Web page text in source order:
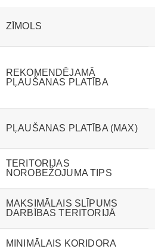
ZĪMOLS
REKOMENDĒJAMĀ
PĻAUŠANAS PLATĪBA
PĻAUŠANAS PLATĪBA (MAX)
TERITORIJAS
NOROBEŽOJUMA TIPS
MAKSIMĀLAIS SLĪPUMS
DARBĪBAS TERITORIJĀ
MINIMĀLAIS KORIDORA